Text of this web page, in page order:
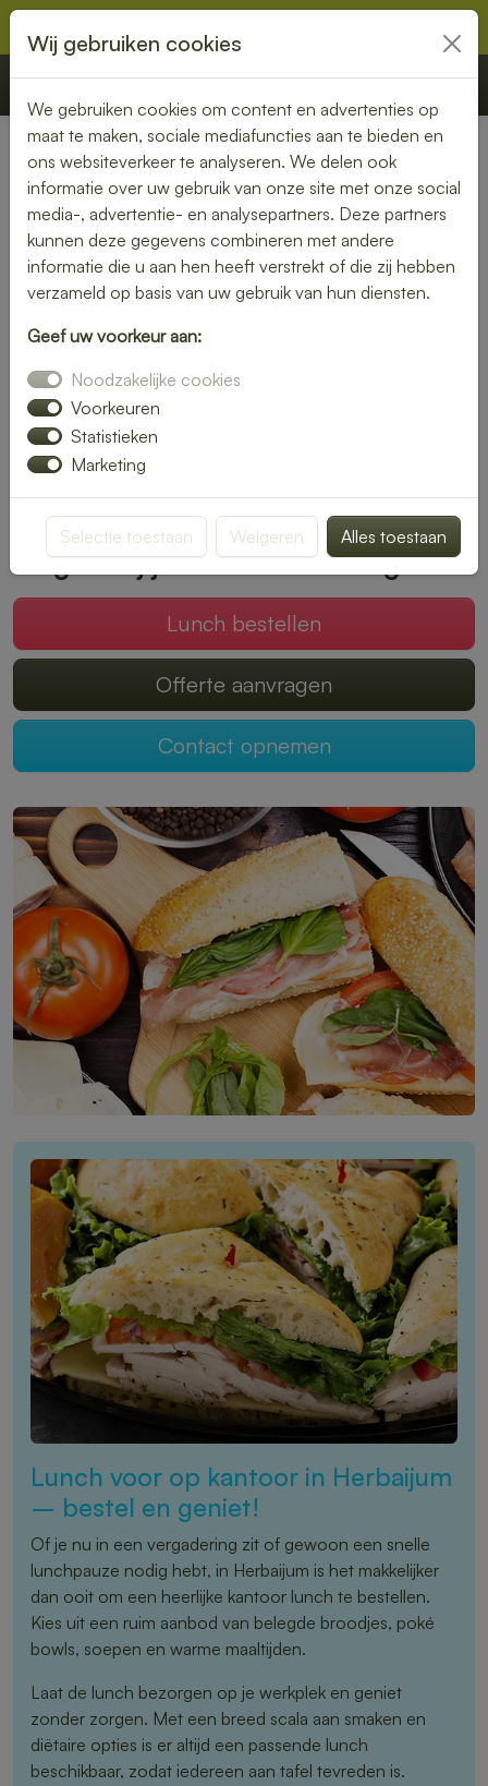
€ 0,00 Offerte Bestellen
Nederland» Herbaijum
Smaakvolle lunch bezorgen in
Herbaijum
lunch bezorgservice in Herbaijum en geniet van heerlijke
gerechten die met liefde zijn bereid. Van knapperige
broodjes tot voedzame salades – wij bezorgen het
rechtstreeks bij jou thuis of op kantoor.
Met een gevarieerd menu is er altijd een lunch die bij jouw
genieten van een onbezorgde middagpauze.
Mogen wij jouw lunch verzorgen?
Lunch bestellen
Offerte aanvragen
Contact opnemen
Lunch voor op kantoor in Herbaijum
– bestel en geniet!
Of je nu in een vergadering zit of gewoon een snelle
lunchpauze nodig hebt, in Herbaijum is het makkelijker
dan ooit om een heerlijke kantoor lunch te bestellen.
Kies uit een ruim aanbod van belegde broodjes, poké
bowls, soepen en warme maaltijden.
Laat de lunch bezorgen op je werkplek en geniet
zonder zorgen. Met een breed scala aan smaken en
diëtaire opties is er altijd een passende lunch
beschikbaar, zodat iedereen aan tafel tevreden is.
Wij gebruiken cookies
We gebruiken cookies om content en advertenties op
maat te maken, sociale mediafuncties aan te bieden en
ons websiteverkeer te analyseren. We delen ook
informatie over uw gebruik van onze site met onze social
media-, advertentie- en analysepartners. Deze partners
kunnen deze gegevens combineren met andere
informatie die u aan hen heeft verstrekt of die zij hebben
verzameld op basis van uw gebruik van hun diensten.
Geef uw voorkeur aan:
Noodzakelijke cookies
Voorkeuren
Statistieken
Marketing
Selectie toestaan Weigeren Alles toestaan